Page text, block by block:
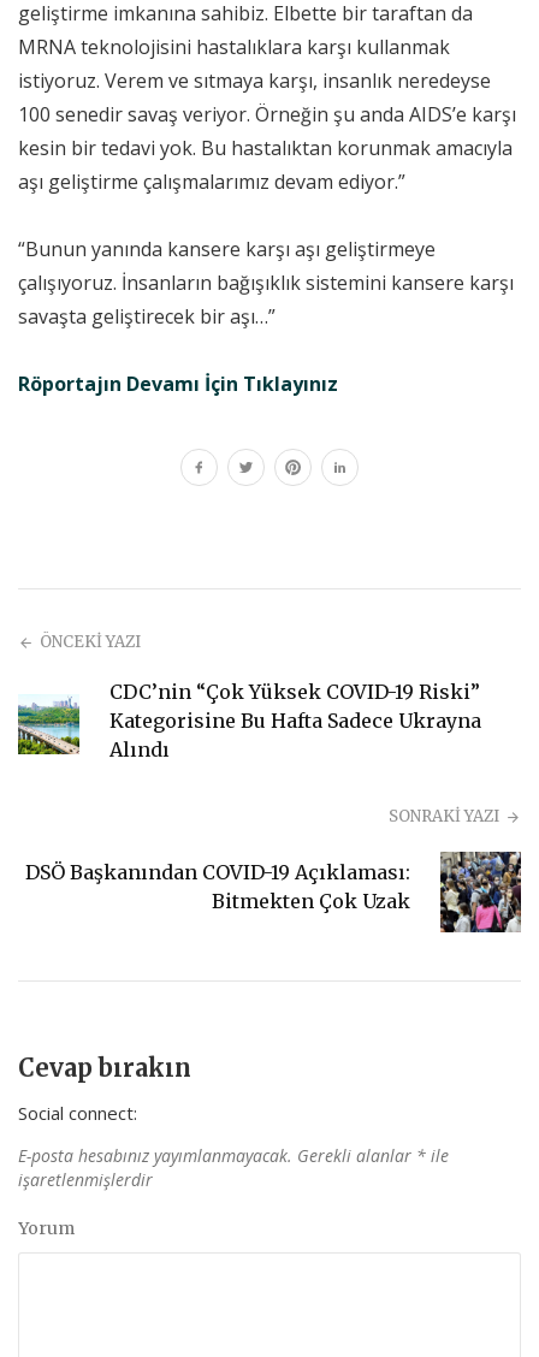
geliştirme imkanına sahibiz. Elbette bir taraftan da
MRNA teknolojisini hastalıklara karşı kullanmak
istiyoruz. Verem ve sıtmaya karşı, insanlık neredeyse
100 senedir savaş veriyor. Örneğin şu anda AIDS’e karşı
kesin bir tedavi yok. Bu hastalıktan korunmak amacıyla
aşı geliştirme çalışmalarımız devam ediyor.”
“Bunun yanında kansere karşı aşı geliştirmeye
çalışıyoruz. İnsanların bağışıklık sistemini kansere karşı
savaşta geliştirecek bir aşı…”
Röportajın Devamı İçin Tıklayınız
ÖNCEKİ YAZI
CDC’nin “Çok Yüksek COVID-19 Riski”
Kategorisine Bu Hafta Sadece Ukrayna
Alındı
SONRAKİ YAZI
DSÖ Başkanından COVID-19 Açıklaması:
Bitmekten Çok Uzak
Cevap bırakın
Social connect:
E-posta hesabınız yayımlanmayacak. Gerekli alanlar * ile
işaretlenmişlerdir
Yorum